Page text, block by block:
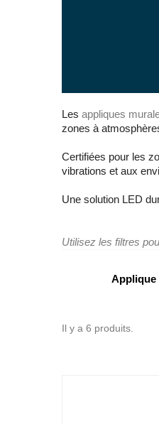
Les appliques
zones à
Certifiées pour les
vibrations et aux
Une solution LED
Utilisez les filtres
Applique
Il y a 6 produits.